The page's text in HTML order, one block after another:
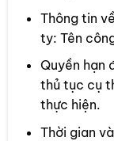
Thông tin
ty: Tên
Quyền hạn
thủ tục cụ
thực hiện.
Thời gian